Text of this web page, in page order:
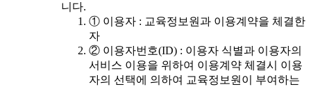
니다.
① 이용자 : 교육정보원과 이용계약을 체결한
자
② 이용자번호(ID) : 이용자 식별과 이용자의
서비스 이용을 위하여 이용계약 체결시 이용
자의 선택에 의하여 교육정보원이 부여하는